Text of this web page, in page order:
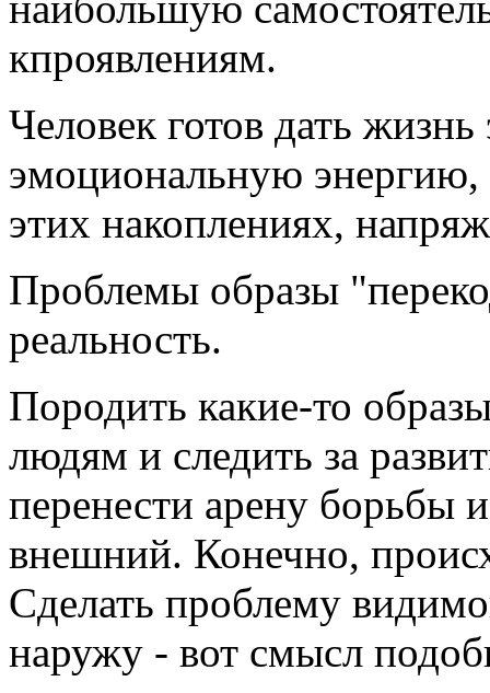
кпроявлениям.
Человек готов дать
эмоциональную энергию,
этих накоплениях,
Проблемы образы
реальность.
Породить какие-то
людям и следить за
перенести арену борьбы
внешний. Конечно,
Сделать проблему
наружу - вот смысл